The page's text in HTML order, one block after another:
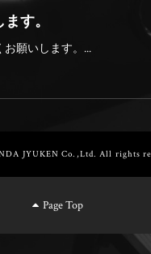
す。
願いします。...
JYUKEN Co.,Ltd. All rights
Page Top